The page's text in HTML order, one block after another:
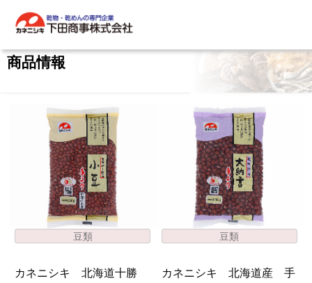
商品情報
豆類
カネニシキ 北海道十勝
豆類
カネニシキ 北海道産 手